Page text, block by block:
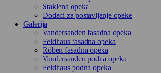
Staklena opeka
Dodaci za postavljanje opeke
Galerija
Vandersanden fasadna opeka
Feldhaus fasadna opeka
Röben fasadna opeka
Vandersanden podna opeka
Feldhaus podna opeka